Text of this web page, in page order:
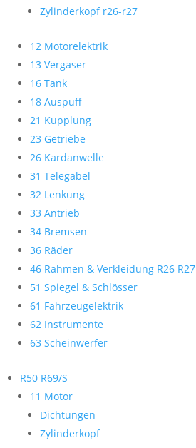
Zylinderkopf r26-r27
12 Motorelektrik
13 Vergaser
16 Tank
18 Auspuff
21 Kupplung
23 Getriebe
26 Kardanwelle
31 Telegabel
32 Lenkung
33 Antrieb
34 Bremsen
36 Räder
46 Rahmen & Verkleidung R26 R27
51 Spiegel & Schlösser
61 Fahrzeugelektrik
62 Instrumente
63 Scheinwerfer
R50 R69/S
11 Motor
Dichtungen
Zylinderkopf